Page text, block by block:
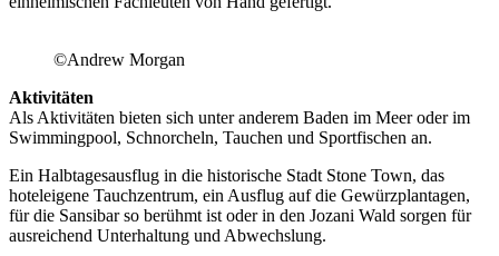
©Andrew Morgan
Aktivitäten
Als Aktivitäten bieten sich unter anderem Baden im Meer oder im
Swimmingpool, Schnorcheln, Tauchen und Sportfischen an.
Ein Halbtagesausflug in die historische Stadt Stone Town, das
hoteleigene Tauchzentrum, ein Ausflug auf die Gewürzplantagen,
für die Sansibar so berühmt ist oder in den Jozani Wald sorgen für
ausreichend Unterhaltung und Abwechslung.